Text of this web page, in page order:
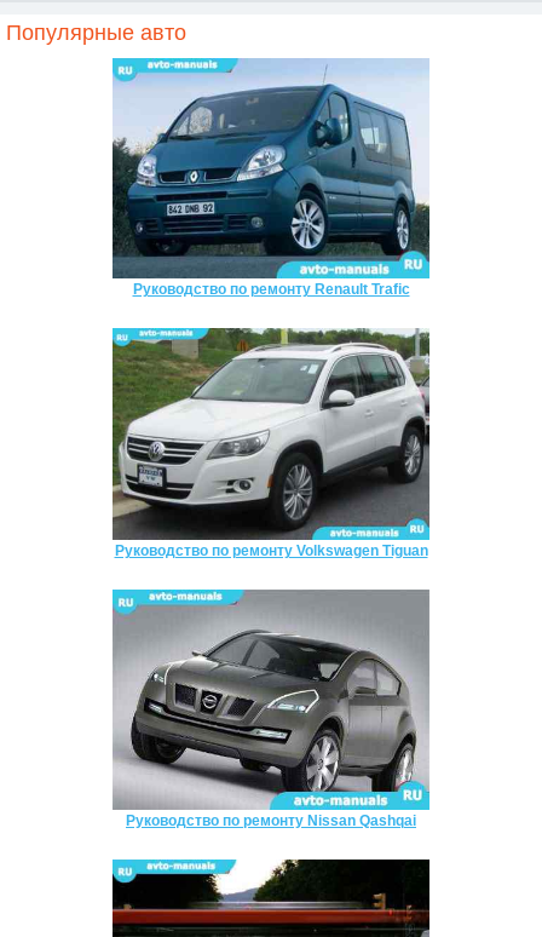
Популярные авто
Руководство по ремонту Renault Trafic
Руководство по ремонту Volkswagen Tiguan
Руководство по ремонту Nissan Qashqai